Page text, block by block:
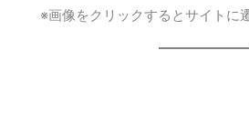
※画像をクリックするとサイトに